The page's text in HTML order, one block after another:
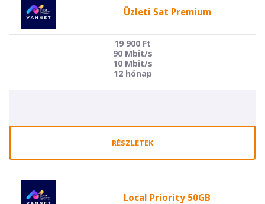
Üzleti Sat Premium
19 900 Ft
90 Mbit/s
10 Mbit/s
12 hónap
RÉSZLETEK
Local Priority 50GB